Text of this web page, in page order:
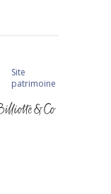
Site
patrimoine